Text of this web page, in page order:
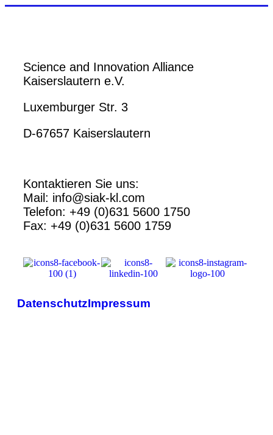
Science and Innovation Alliance
Kaiserslautern e.V.
Luxemburger Str. 3
D-67657 Kaiserslautern
Kontaktieren Sie uns:
Mail: info@siak-kl.com
Telefon: +49 (0)631 5600 1750
Fax: +49 (0)631 5600 1759
DatenschutzImpressum